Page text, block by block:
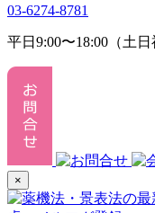
03-6274-8781
平日9:00〜18:00（土日
×